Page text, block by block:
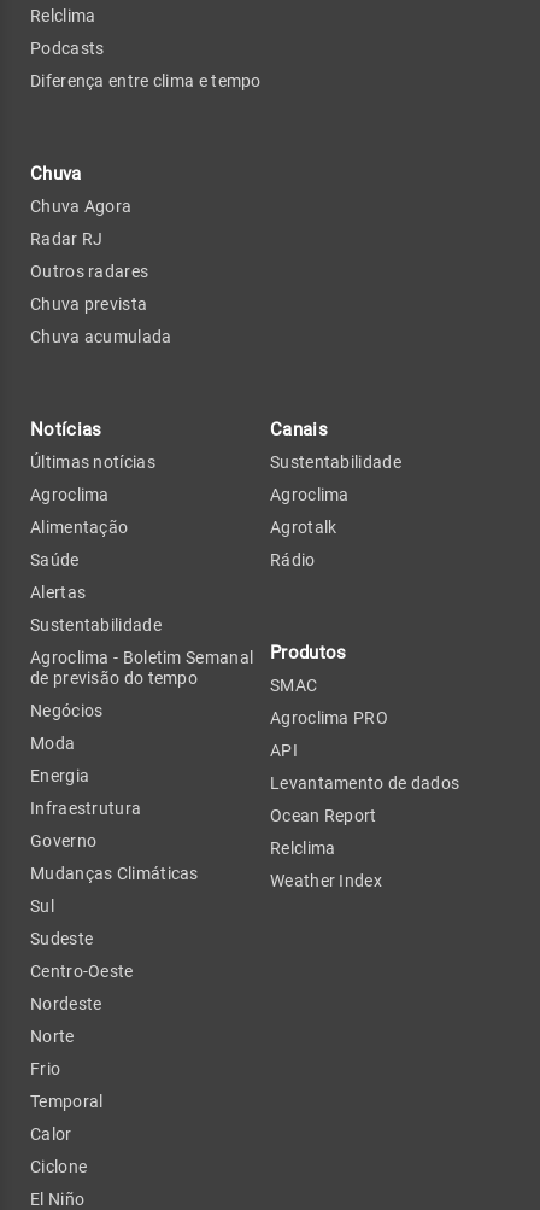
Relclima
Podcasts
Diferença entre clima e tempo
Chuva
Chuva Agora
Radar RJ
Outros radares
Chuva prevista
Chuva acumulada
Notícias
Últimas notícias
Agroclima
Alimentação
Saúde
Alertas
Sustentabilidade
Agroclima - Boletim Semanal
de previsão do tempo
Negócios
Moda
Energia
Infraestrutura
Governo
Mudanças Climáticas
Sul
Sudeste
Centro-Oeste
Nordeste
Norte
Frio
Temporal
Calor
Ciclone
El Niño
Canais
Sustentabilidade
Agroclima
Agrotalk
Rádio
Produtos
SMAC
Agroclima PRO
API
Levantamento de dados
Ocean Report
Relclima
Weather Index